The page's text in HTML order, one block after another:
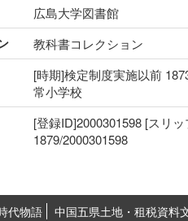
広島大学図書館
教科書コレクション
[時期]検定制度実施以前
常小学校
[登録ID]2000301598 [スリ
1879/2000301598
代物語
中国五県土地・租税資料